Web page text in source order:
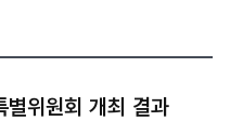
별위원회 개최 결과